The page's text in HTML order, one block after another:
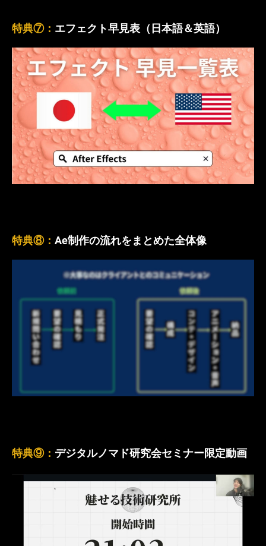
特典⑦： エフェクト早見表（日本語＆英語）
特典⑧： Ae制作の流れをまとめた全体像
特典⑨： デジタルノマド研究会セミナー限定動画